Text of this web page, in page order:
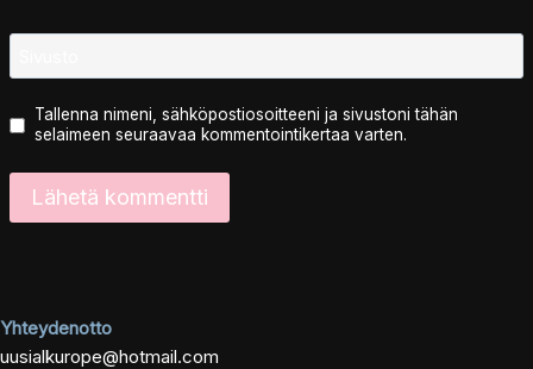
Tallenna nimeni, sähköpostiosoitteeni ja sivustoni tähän
selaimeen seuraavaa kommentointikertaa varten.
Yhteydenotto
uusialkurope@hotmail.com